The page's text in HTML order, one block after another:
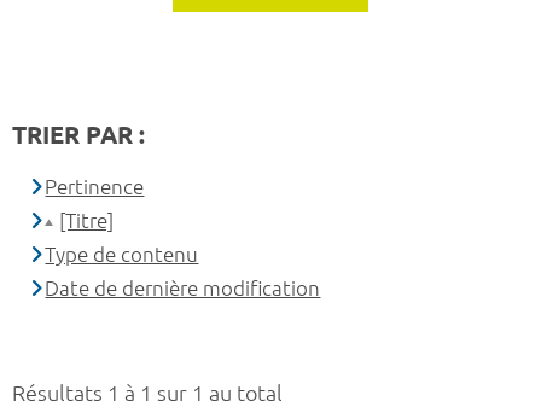
Résultats 1 à 1 sur 1 au total
TRIER PAR :
Pertinence
[Titre]
Type de contenu
Date de dernière modification